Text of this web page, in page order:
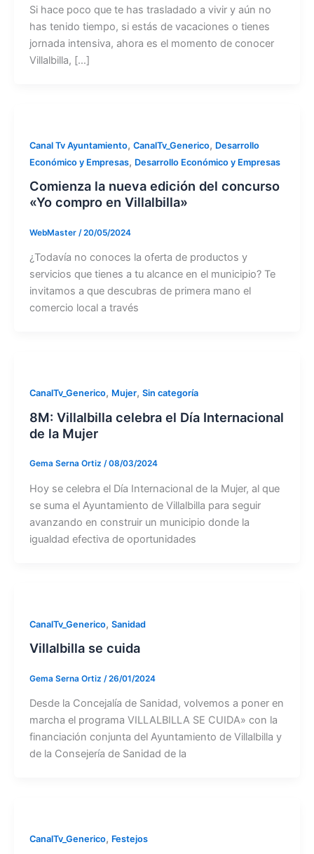
Si hace poco que te has trasladado a vivir y aún no
has tenido tiempo, si estás de vacaciones o tienes
jornada intensiva, ahora es el momento de conocer
Villalbilla, […]
Canal Tv Ayuntamiento, CanalTv_Generico, Desarrollo
Económico y Empresas, Desarrollo Económico y Empresas
Comienza la nueva edición del concurso
«Yo compro en Villalbilla»
WebMaster /20/05/2024
¿Todavía no conoces la oferta de productos y
servicios que tienes a tu alcance en el municipio? Te
invitamos a que descubras de primera mano el
comercio local a través
CanalTv_Generico, Mujer, Sin categoría
8M: Villalbilla celebra el Día Internacional
de la Mujer
Gema Serna Ortiz /08/03/2024
Hoy se celebra el Día Internacional de la Mujer, al que
se suma el Ayuntamiento de Villalbilla para seguir
avanzando en construir un municipio donde la
igualdad efectiva de oportunidades
CanalTv_Generico, Sanidad
Villalbilla se cuida
Gema Serna Ortiz /26/01/2024
Desde la Concejalía de Sanidad, volvemos a poner en
marcha el programa VILLALBILLA SE CUIDA» con la
financiación conjunta del Ayuntamiento de Villalbilla y
de la Consejería de Sanidad de la
CanalTv_Generico, Festejos